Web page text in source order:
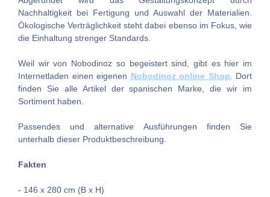
Nachhaltigkeit bei Fertigung und Auswahl der Materialien.
Ökologische Verträglichkeit steht dabei ebenso im Fokus, wie
die Einhaltung strenger Standards.
Weil wir von Nobodinoz so begeistert sind, gibt es hier im
Internetladen einen eigenen Nobodinoz online Shop. Dort
finden Sie alle Artikel der spanischen Marke, die wir im
Sortiment haben.
Passendes und alternative Ausführungen finden Sie
unterhalb dieser Produktbeschreibung.
Fakten
- 146 x 280 cm (B x H)